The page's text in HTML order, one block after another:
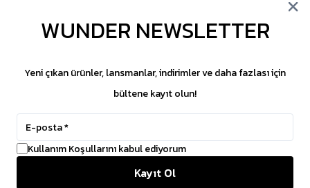
HESABIM
SOSYAL MEDYA
Copyright © 2026 WUNDER. İçeriklerin izinsiz
WUNDER NEWSLETTER
Yeni çıkan ürünler, lansmanlar, indirimler ve daha fazlası için
bültene kayıt olun!
Kullanım Koşullarını kabul ediyorum
Kayıt Ol